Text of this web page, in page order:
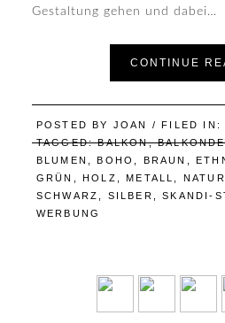
Gestaltung gehen und dabei…
CONTINUE
POSTED BY JOAN / FILED
TAGGED:BALKON,
BLUMEN
,BOHO BRAUN ,
GRÜN
,HOLZ ,METALL NATUR
SCHWARZ
SILBER ,SKANDI-
WERBUNG